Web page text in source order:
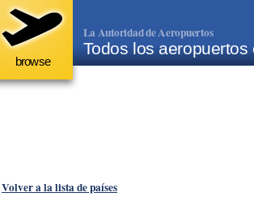
browse
La Autoridad de Aeropuertos
Todos los
Volver a la lista de países